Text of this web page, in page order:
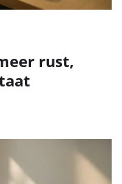
rust,